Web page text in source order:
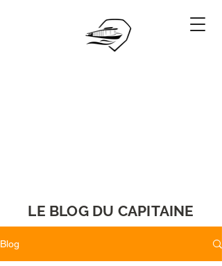
LE BLOG DU CAPITAINE
Blog